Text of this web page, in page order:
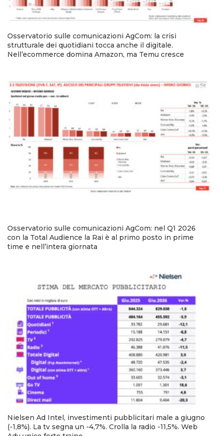
Osservatorio sulle comunicazioni AgCom: la crisi
strutturale dei quotidiani tocca anche il digitale.
Nell’ecommerce domina Amazon, ma Temu cresce
Osservatorio sulle comunicazioni AgCom: nel Q1 2026
con la Total Audience la Rai è al primo posto in prime
time e nell’intera giornata
Nielsen Ad Intel, investimenti pubblicitari male a giugno
(-1,8%). La tv segna un -4,7%. Crolla la radio -11,5%. Web